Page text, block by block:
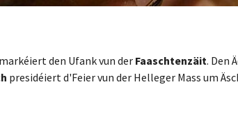
den Ufank vun derFaaschtenzäit. Den
presidéiert d'Feier vun der Helleger Mass um